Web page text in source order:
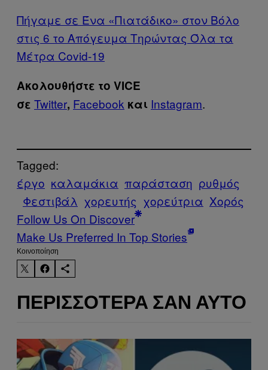
Πήγαμε σε Ένα «Πιατάδικο» στον Βόλο
στις 6 το Απόγευμα Τηρώντας Όλα τα
Μέτρα Covid-19
Ακολουθήστε το VICE
σε Twitter, Facebook και Instagram.
Tagged:
έργο καλαμάκια παράσταση ρυθμός
Φεστιβάλ χορευτής χορεύτρια Χορός
Follow Us On Discover
Make Us Preferred In Top Stories
Kοινοποίηση
ΠΕΡΙΣΣΌΤΕΡΑ ΣΑΝ ΑΥΤΌ